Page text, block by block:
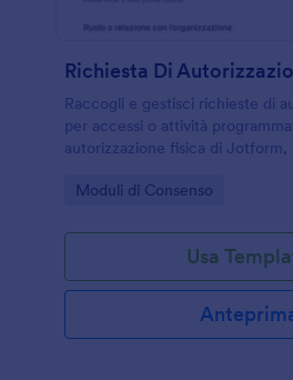
Richiesta Di
Raccogli e gestisci richieste di
per accessi o attività
autorizzazione fisica di Jotform,
conferme in modo chiaro.
Go to Category:
Moduli di Consenso
Usa